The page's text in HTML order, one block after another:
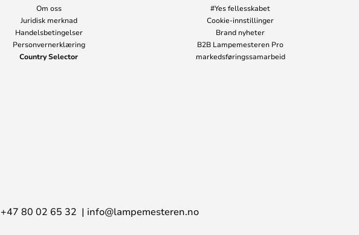
Om oss
Juridisk merknad
Handelsbetingelser
Personvernerklæring
Country Selector
#Yes fellesskabet
Cookie-innstillinger
Brand nyheter
B2B Lampemesteren Pro
markedsføringssamarbeid
+47 80 02 65 32 info@lampemesteren.no